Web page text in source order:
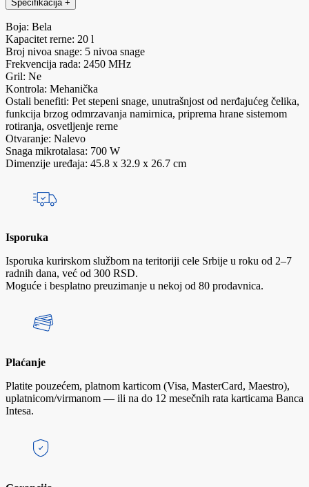
Specifikacija +
Boja: Bela
Kapacitet rerne: 20 l
Broj nivoa snage: 5 nivoa snage
Frekvencija rada: 2450 MHz
Gril: Ne
Kontrola: Mehanička
Ostali benefiti: Pet stepeni snage, unutrašnjost od nerđajućeg čelika,
funkcija brzog odmrzavanja namirnica, priprema hrane sistemom
rotiranja, osvetljenje rerne
Otvaranje: Nalevo
Snaga mikrotalasa: 700 W
Dimenzije uređaja: 45.8 x 32.9 x 26.7 cm
Isporuka
Isporuka kurirskom službom na teritoriji cele Srbije u roku od 2–7
radnih dana, već od 300 RSD.
Moguće i besplatno preuzimanje u nekoj od 80 prodavnica.
Plaćanje
Platite pouzećem, platnom karticom (Visa, MasterCard, Maestro),
uplatnicom/virmanom — ili na do 12 mesečnih rata karticama Banca
Intesa.